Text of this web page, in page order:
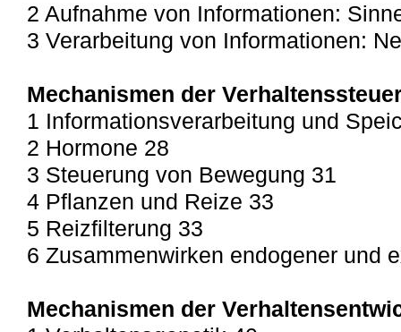
2 Aufnahme von Informationen:
3 Verarbeitung von Informationen:
Mechanismen der
1 Informationsverarbeitung und
2 Hormone 28
3 Steuerung von Bewegung 31
4 Pflanzen und Reize 33
5 Reizfilterung 33
6 Zusammenwirken endogener und
Mechanismen der